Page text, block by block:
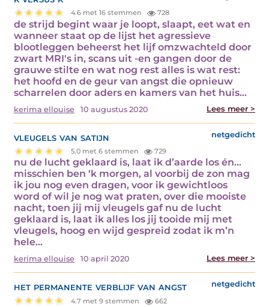
4.6 met 16 stemmen 728
de strijd begint waar je loopt, slaapt, eet wat en
wanneer staat op de lijst het agressieve
blootleggen beheerst het lijf omzwachteld door
zwart MRI's in, scans uit -en gangen door de
grauwe stilte en wat nog rest alles is wat rest:
het hoofd en de geur van angst die opnieuw
scharrelen door aders en kamers van het huis…
kerima ellouise 10 augustus 2020 Lees meer >
vleugels van satijn netgedicht
5.0 met 6 stemmen 729
nu de lucht geklaard is, laat ik d’aarde los én...
misschien ben ‘k morgen, al voorbij de zon mag
ik jou nog even dragen, voor ik gewichtloos
word of wil je nog wat praten, over die mooiste
nacht, toen jij mij vleugels gaf nu de lucht
geklaard is, laat ik alles los jij tooide mij met
vleugels, hoog en wijd gespreid zodat ik m’n
hele…
kerima ellouise 10 april 2020 Lees meer >
het permanente verblijf van angst netgedicht
4.7 met 9 stemmen 662